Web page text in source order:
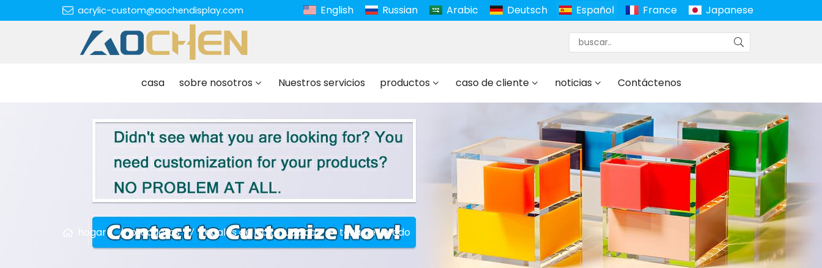
acrylic-custom@aochendisplay.com English Russian Arabic Deutsch Español France Japanese
casa sobre nosotros Nuestros servicios productos caso de cliente noticias Contáctenos
hogar productos regalos de lucita judaica taza de lavado